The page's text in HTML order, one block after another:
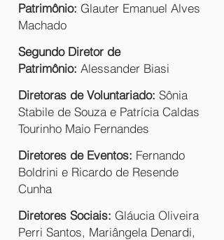
Patrimônio: Glauter Emanuel Alves
Machado
Segundo Diretor de
Patrimônio: Alessander Biasi
Diretoras de Voluntariado: Sônia
Stabile de Souza e Patrícia Caldas
Tourinho Maio Fernandes
Diretores de Eventos: Fernando
Boldrini e Ricardo de Resende
Cunha
Diretores Sociais: Gláucia Oliveira
Perri Santos, Mariângela Denardi,